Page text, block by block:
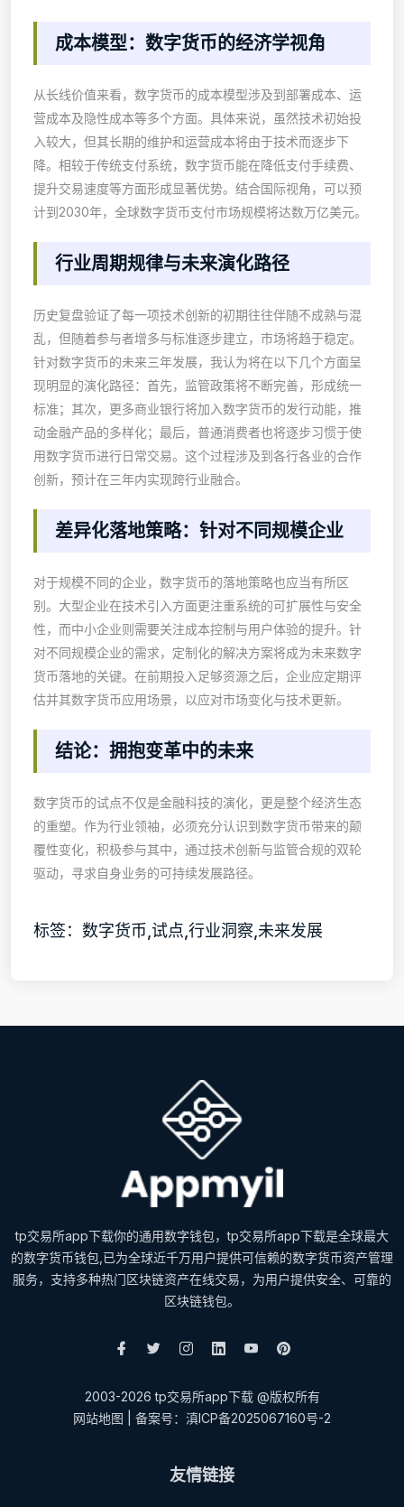
成本模型：数字货币的经济学视角
从长线价值来看，数字货币的成本模型涉及到部署成本、运
营成本及隐性成本等多个方面。具体来说，虽然技术初始投
入较大，但其长期的维护和运营成本将由于技术而逐步下
降。相较于传统支付系统，数字货币能在降低支付手续费、
提升交易速度等方面形成显著优势。结合国际视角，可以预
计到2030年，全球数字货币支付市场规模将达数万亿美元。
行业周期规律与未来演化路径
历史复盘验证了每一项技术创新的初期往往伴随不成熟与混
乱，但随着参与者增多与标准逐步建立，市场将趋于稳定。
针对数字货币的未来三年发展，我认为将在以下几个方面呈
现明显的演化路径：首先，监管政策将不断完善，形成统一
标准；其次，更多商业银行将加入数字货币的发行动能，推
动金融产品的多样化；最后，普通消费者也将逐步习惯于使
用数字货币进行日常交易。这个过程涉及到各行各业的合作
创新，预计在三年内实现跨行业融合。
差异化落地策略：针对不同规模企业
对于规模不同的企业，数字货币的落地策略也应当有所区
别。大型企业在技术引入方面更注重系统的可扩展性与安全
性，而中小企业则需要关注成本控制与用户体验的提升。针
对不同规模企业的需求，定制化的解决方案将成为未来数字
货币落地的关键。在前期投入足够资源之后，企业应定期评
估并其数字货币应用场景，以应对市场变化与技术更新。
结论：拥抱变革中的未来
数字货币的试点不仅是金融科技的演化，更是整个经济生态
的重塑。作为行业领袖，必须充分认识到数字货币带来的颠
覆性变化，积极参与其中，通过技术创新与监管合规的双轮
驱动，寻求自身业务的可持续发展路径。
标签：数字货币,试点,行业洞察,未来发展
tp交易所app下载你的通用数字钱包，tp交易所app下载是全球最大
的数字货币钱包,已为全球近千万用户提供可信赖的数字货币资产管理
服务，支持多种热门区块链资产在线交易，为用户提供安全、可靠的
区块链钱包。
2003-2026 tp交易所app下载 @版权所有
网站地图 | 备案号：滇ICP备2025067160号-2
友情链接